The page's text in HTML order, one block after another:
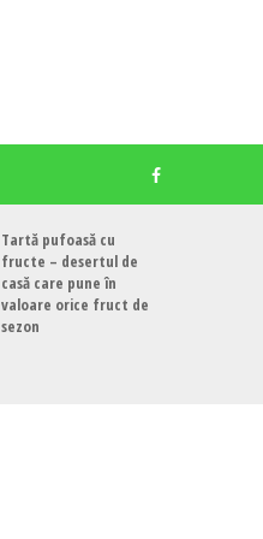
Tartă pufoasă cu
fructe – desertul de
casă care pune în
valoare orice fruct de
sezon